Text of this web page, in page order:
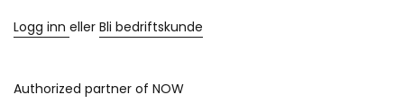
Logg inn eller Bli bedriftskunde
Authorized partner of NOW